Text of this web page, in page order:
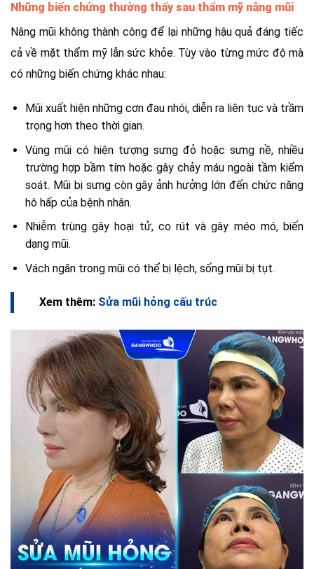
Những biến chứng thường thấy sau thẩm mỹ nâng mũi
Nâng mũi không thành công để lại những hậu quả đáng tiếc
cả về mặt thẩm mỹ lẫn sức khỏe. Tùy vào từng mức độ mà
có những biến chứng khác nhau:
Mũi xuất hiện những cơn đau nhói, diễn ra liên tục và trầm
trọng hơn theo thời gian.
Vùng mũi có hiện tượng sưng đỏ hoặc sưng nề, nhiều
trường hợp bầm tím hoặc gây chảy máu ngoài tầm kiểm
soát. Mũi bị sưng còn gây ảnh hưởng lớn đến chức năng
hô hấp của bệnh nhân.
Nhiễm trùng gây hoại tử, co rút và gây méo mó, biến
dạng mũi.
Vách ngăn trong mũi có thể bị lệch, sống mũi bị tụt.
Xem thêm: Sửa mũi hỏng cấu trúc